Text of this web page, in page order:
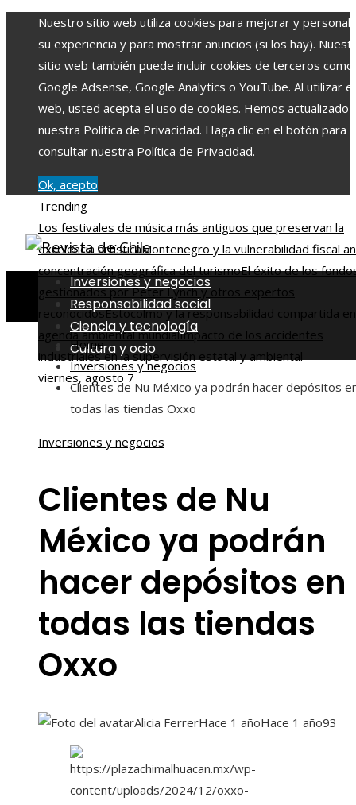
Nuestro sitio web utiliza cookies para mejorar y
su experiencia y para mostrar anuncios (si los hay).
sitio web también puede incluir cookies de terceros como
Google Adsense, Google Analytics o YouTube. Al utilizar
web, usted acepta el uso de cookies. Hemos actualizado
nuestra Política de Privacidad. Haga clic en el botón para
consultar nuestra Política de Privacidad.
Ok, acepto
Trending
Los festivales de música más antiguos que preservan la
excelencia artísticaMontenegro y la vulnerabilidad fiscal
concentración geográfica del turismoEl éxito de los
gestionados por Peter Lynch y otros expertos
reconocidosEstocolmo y la responsabilidad compartida
agenda ambiental mundialImpacto de los accidentes
industriales en la supervisión estatal y ambiental
viernes, agosto 7
Inversiones y negocios
Responsabilidad social
Ciencia y tecnología
Cultura y ocio
Home
Inversiones y negocios
Clientes de Nu México ya podrán hacer depósitos
todas las tiendas Oxxo
Inversiones y negocios
Clientes de Nu
México ya podrán
hacer depósitos en
todas las tiendas
Oxxo
Alicia FerrerHace 1 añoHace 1 año93